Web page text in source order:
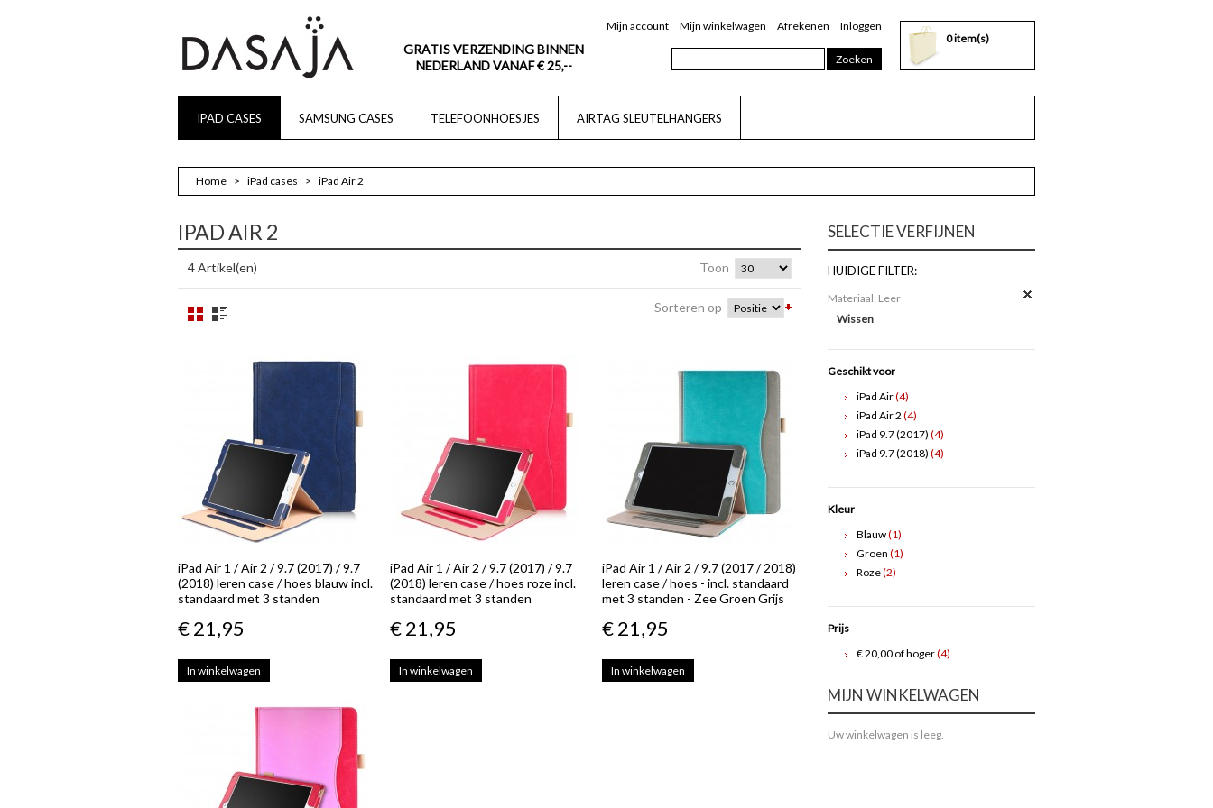
GRATIS VERZENDING BINNEN
NEDERLAND VANAF € 25,--
0 item(s)
Inloggen
Mijn account Mijn winkelwagen Afrekenen
Zoeken
IPAD CASES SAMSUNG CASES TELEFOONHOESJES AIRTAG SLEUTELHANGERS
Home > iPad cases > iPad Air 2
IPAD AIR 2
4 Artikel(en) Toon
Sorteren op
iPad Air 1 / Air 2 / 9.7 (2017) / 9.7
(2018) leren case / hoes blauw incl.
standaard met 3 standen
€ 21,95
In winkelwagen
iPad Air 1 / Air 2 / 9.7 (2017) / 9.7
(2018) leren case / hoes roze incl.
standaard met 3 standen
€ 21,95
In winkelwagen
iPad Air 1 / Air 2 / 9.7 (2017 / 2018)
leren case / hoes - incl. standaard
met 3 standen - Zee Groen Grijs
€ 21,95
In winkelwagen
SELECTIE VERFIJNEN
HUIDIGE FILTER:
Materiaal: Leer
Wissen
Geschikt voor
iPad Air(4)
iPad Air 2 (4)
iPad 9.7 (2017) (4)
iPad 9.7 (2018) (4)
Kleur
Blauw(1)
Groen (1)
Roze(2)
Prijs
€ 20,00 of hoger(4)
MIJN WINKELWAGEN
Uw winkelwagen is leeg.